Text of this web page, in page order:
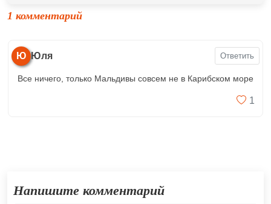
1 комментарий
Ю Юля Ответить
Все ничего, только Мальдивы совсем не в Карибском море
1
Напишите комментарий